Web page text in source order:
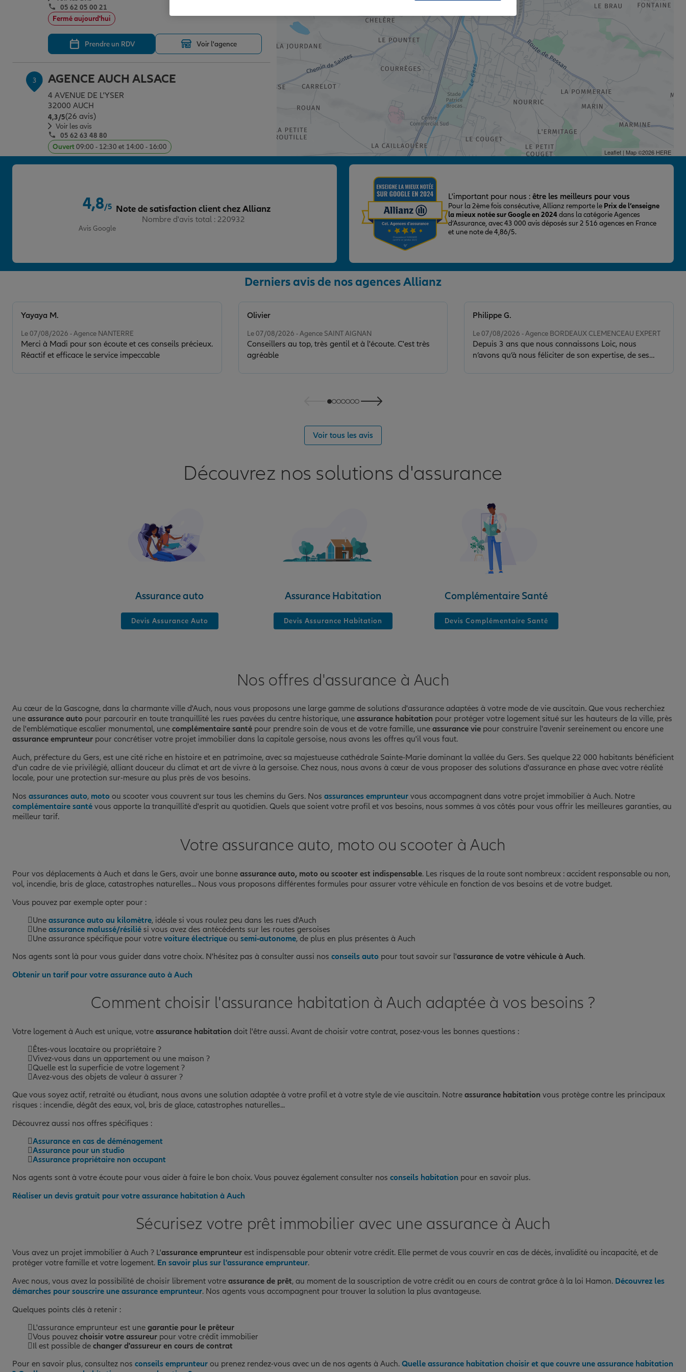
05 62 05 00 21
Fermé aujourd'hui
Prendre un RDV Voir l'agence
3 AGENCE AUCH ALSACE
4 AVENUE DE L'YSER
32000 AUCH
4,3/5Note de 4.3 sur 5
(26 avis)
Voir les avis
05 62 63 48 80
Ouvert09:00 - 12:30 et 14:00 - 16:00
Leaflet| Map ©2026 HERE
4,8/5
Avis Google
Note de satisfaction client chez Allianz
Nombre d'avis total : 220932
L'important pour nous : être les meilleurs pour vous
Pour la 2ème fois consécutive, Allianz remporte le Prix de l’enseigne
la mieux notée sur Google en 2024dans la catégorie Agences
d’Assurance, avec 43 000 avis déposés sur 2 516 agences en France
et une note de 4,86/5.
Derniers avis de nos agences Allianz
Le 07/08/2026 - Agence NANTERRE
Merci à Madi pour son écoute et ces conseils précieux.
Réactif et efficace le service impeccable
Yayaya M.
Le 07/08/2026 - Agence SAINT AIGNAN
Conseillers au top, très gentil et à l'écoute. C'est très
agréable
Olivier
Le 07/08/2026 - Agence BORDEAUX CLEMENCEAU EXPERT
Depuis 3 ans que nous connaissons Loic, nous
n’avons qu’à nous féliciter de son expertise, de ses
Philippe G.
Voir tous les avis
Découvrez nos solutions d'assurance
Assurance auto
Devis Assurance Auto
Assurance Habitation
Devis Assurance Habitation
Complémentaire Santé
Devis Complémentaire Santé
Nos offres d'assurance à Auch
Au cœur de la Gascogne, dans la charmante ville d'Auch, nous vous proposons une large gamme de solutions d'assurance adaptées à votre mode de vie auscitain. Que vous recherchiez
une assurance auto pour parcourir en toute tranquillité les rues pavées du centre historique, une assurance habitation pour protéger votre logement situé sur les hauteurs de la ville, près
de l'emblématique escalier monumental, une complémentaire santé pour prendre soin de vous et de votre famille, une assurance vie pour construire l'avenir sereinement ou encore une
assurance emprunteur pour concrétiser votre projet immobilier dans la capitale gersoise, nous avons les offres qu'il vous faut.
Auch, préfecture du Gers, est une cité riche en histoire et en patrimoine, avec sa majestueuse cathédrale Sainte-Marie dominant la vallée du Gers. Ses quelque 22 000 habitants bénéficient
d'un cadre de vie privilégié, alliant douceur du climat et art de vivre à la gersoise. Chez nous, nous avons à cœur de vous proposer des solutions d'assurance en phase avec votre réalité
locale, pour une protection sur-mesure au plus près de vos besoins.
Nos assurances auto, moto ou scooter vous couvrent sur tous les chemins du Gers. Nos assurances emprunteur vous accompagnent dans votre projet immobilier à Auch. Notre
complémentaire santé vous apporte la tranquillité d'esprit au quotidien. Quels que soient votre profil et vos besoins, nous sommes à vos côtés pour vous offrir les meilleures garanties, au
meilleur tarif.
Votre assurance auto, moto ou scooter à Auch
Pour vos déplacements à Auch et dans le Gers, avoir une bonne assurance auto, moto ou scooter est indispensable. Les risques de la route sont nombreux : accident responsable ou non,
vol, incendie, bris de glace, catastrophes naturelles... Nous vous proposons différentes formules pour assurer votre véhicule en fonction de vos besoins et de votre budget.
Vous pouvez par exemple opter pour :
Une assurance auto au kilomètre, idéale si vous roulez peu dans les rues d'Auch
Une assurance malussé/résilié si vous avez des antécédents sur les routes gersoises
Une assurance spécifique pour votre voiture électrique ou semi-autonome, de plus en plus présentes à Auch
Nos agents sont là pour vous guider dans votre choix. N'hésitez pas à consulter aussi nos conseils auto pour tout savoir sur l'assurance de votre véhicule à Auch.
Obtenir un tarif pour votre assurance auto à Auch
Comment choisir l'assurance habitation à Auch adaptée à vos besoins ?
Votre logement à Auch est unique, votre assurance habitation doit l'être aussi. Avant de choisir votre contrat, posez-vous les bonnes questions :
Êtes-vous locataire ou propriétaire ?
Vivez-vous dans un appartement ou une maison ?
Quelle est la superficie de votre logement ?
Avez-vous des objets de valeur à assurer ?
Que vous soyez actif, retraité ou étudiant, nous avons une solution adaptée à votre profil et à votre style de vie auscitain. Notre assurance habitation vous protège contre les principaux
risques : incendie, dégât des eaux, vol, bris de glace, catastrophes naturelles...
Découvrez aussi nos offres spécifiques :
Assurance en cas de déménagement
Assurance pour un studio
Assurance propriétaire non occupant
Nos agents sont à votre écoute pour vous aider à faire le bon choix. Vous pouvez également consulter nos conseils habitation pour en savoir plus.
Réaliser un devis gratuit pour votre assurance habitation à Auch
Sécurisez votre prêt immobilier avec une assurance à Auch
Vous avez un projet immobilier à Auch ? L'assurance emprunteur est indispensable pour obtenir votre crédit. Elle permet de vous couvrir en cas de décès, invalidité ou incapacité, et de
protéger votre famille et votre logement. En savoir plus sur l'assurance emprunteur.
Avec nous, vous avez la possibilité de choisir librement votre assurance de prêt, au moment de la souscription de votre crédit ou en cours de contrat grâce à la loi Hamon. Découvrez les
démarches pour souscrire une assurance emprunteur. Nos agents vous accompagnent pour trouver la solution la plus avantageuse.
Quelques points clés à retenir :
L'assurance emprunteur est une garantie pour le prêteur
Vous pouvez choisir votre assureur pour votre crédit immobilier
Il est possible de changer d'assureur en cours de contrat
Pour en savoir plus, consultez nos conseils emprunteur ou prenez rendez-vous avec un de nos agents à Auch. Quelle assurance habitation choisir et que couvre une assurance habitation